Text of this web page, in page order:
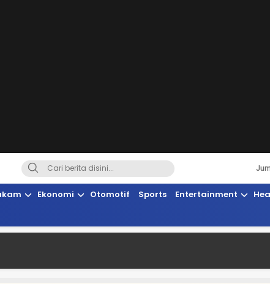
Suaranya Rakyat Sulteng
Ekonomi Otomotif Sports Entertainment